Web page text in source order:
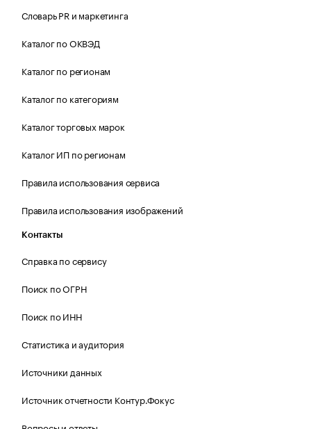
Словарь PR и маркетинга
Каталог по ОКВЭД
Каталог по регионам
Каталог по категориям
Каталог торговых марок
Каталог ИП по регионам
Правила использования сервиса
Правила использования изображений
Контакты
Справка по сервису
Поиск по ОГРН
Поиск по ИНН
Статистика и аудитория
Источники данных
Источник отчетности Контур.Фокус